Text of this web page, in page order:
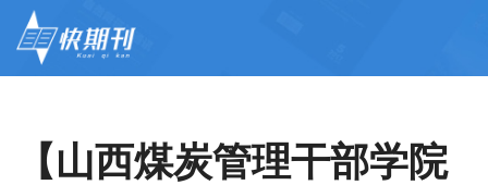
【山西煤炭管理干部学院